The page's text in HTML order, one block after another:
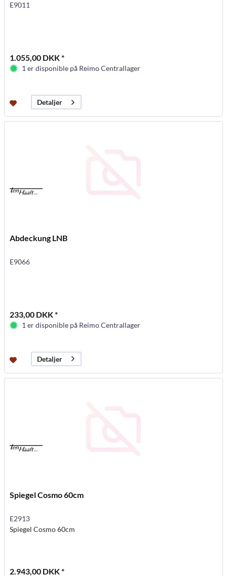
E9011
1.055,00 DKK *
1 er disponible på Reimo Centrallager
Detaljer
Abdeckung LNB
E9066
233,00 DKK *
1 er disponible på Reimo Centrallager
Detaljer
Spiegel Cosmo 60cm
E2913
Spiegel Cosmo 60cm
2.943,00 DKK *